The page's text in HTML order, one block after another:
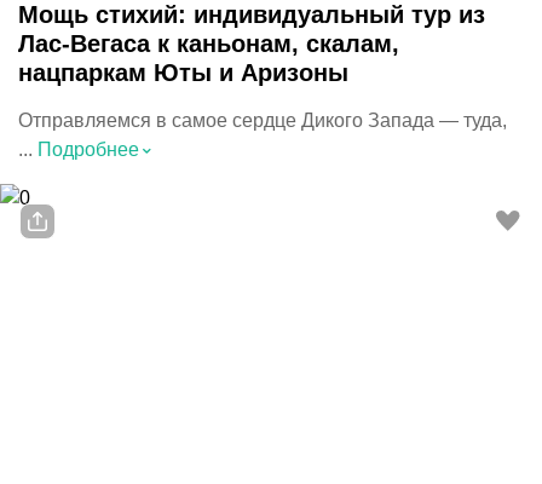
Мощь стихий: индивидуальный тур из
Лас-Вегаса к каньонам, скалам,
нацпаркам Юты и Аризоны
Отправляемся в самое сердце Дикого Запада — туда,
... Подробнее⌃